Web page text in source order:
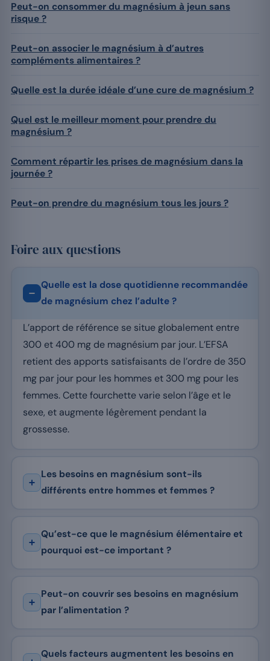
Peut-on consommer du magnésium à jeun sans
risque ?
Peut-on associer le magnésium à d’autres
compléments alimentaires ?
Quelle est la durée idéale d’une cure de magnésium ?
Quel est le meilleur moment pour prendre du
magnésium ?
Comment répartir les prises de magnésium dans la
journée ?
Peut-on prendre du magnésium tous les jours ?
Foire aux questions
Quelle est la dose quotidienne recommandée
de magnésium chez l’adulte ?
L’apport de référence se situe globalement entre
300 et 400 mg de magnésium par jour. L’EFSA
retient des apports satisfaisants de l’ordre de 350
mg par jour pour les hommes et 300 mg pour les
femmes. Cette fourchette varie selon l’âge et le
sexe, et augmente légèrement pendant la
grossesse.
Les besoins en magnésium sont-ils
différents entre hommes et femmes ?
Qu’est-ce que le magnésium élémentaire et
pourquoi est-ce important ?
Peut-on couvrir ses besoins en magnésium
par l’alimentation ?
Quels facteurs augmentent les besoins en